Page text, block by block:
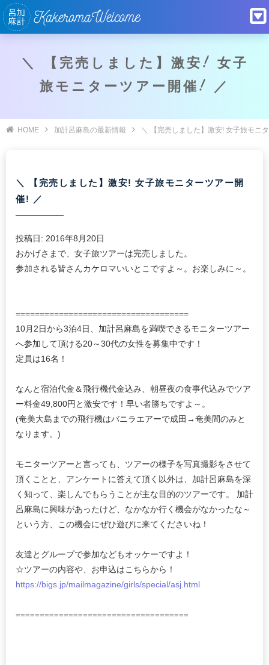
＼ 【完売しました】激安! 女子
旅モニターツアー開催! ／
HOME 加計呂麻島の最新情報 ＼ 【完売しました】激安! 女子旅モニ
＼ 【完売しました】激安! 女子旅モニターツアー開
催! ／
投稿日: 2016年8月20日
おかげさまで、女子旅ツアーは完売しました。
参加される皆さんカケロマいいとこですよ～。お楽しみに～。
====================================
10月2日から3泊4日、加計呂麻島を満喫できるモニターツアー
へ参加して頂ける20～30代の女性を募集中です！
定員は16名！
なんと宿泊代金＆飛行機代金込み、朝昼夜の食事代込みでツア
ー料金49,800円と激安です！早い者勝ちですよ～。
(奄美大島までの飛行機はバニラエアーで成田→奄美間のみと
なります。)
モニターツアーと言っても、ツアーの様子を写真撮影をさせて
頂くことと、アンケートに答えて頂く以外は、加計呂麻島を深
く知って、楽しんでもらうことが主な目的のツアーです。 加計
呂麻島に興味があったけど、なかなか行く機会がなかったな～
という方、この機会にぜひ遊びに来てくださいね！
友達とグループで参加などもオッケーですよ！
☆ツアーの内容や、お申込はこちらから！
https://bigs.jp/mailmagazine/girls/special/asj.html
====================================